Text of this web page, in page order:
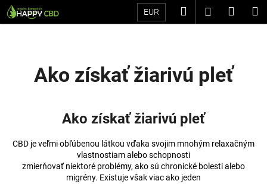
Prejsť
na
EUR Hľadať
Ako získať žiarivú pleť
Ako získať žiarivú pleť
CBD je veľmi obľúbenou látkou vďaka svojim mnohým relaxačným
vlastnostiam alebo schopnosti
zmierňovať niektoré problémy, ako sú chronické bolesti alebo
migrény. Existuje však viac ako jeden
K
o
r